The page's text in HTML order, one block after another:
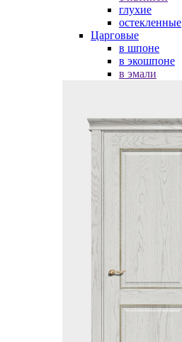
глухие
остекленные
Царговые
в шпоне
в экошпоне
в эмали